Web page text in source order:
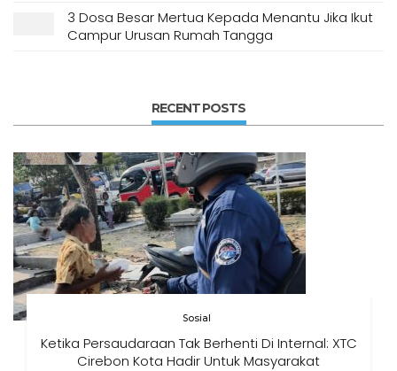
3 Dosa Besar Mertua Kepada Menantu Jika Ikut
Campur Urusan Rumah Tangga
RECENT POSTS
Sosial
Ketika Persaudaraan Tak Berhenti Di Internal: XTC
Cirebon Kota Hadir Untuk Masyarakat